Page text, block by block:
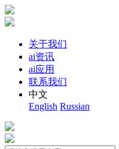
关于我们
ai资讯
ai应用
联系我们
中文
English Russian